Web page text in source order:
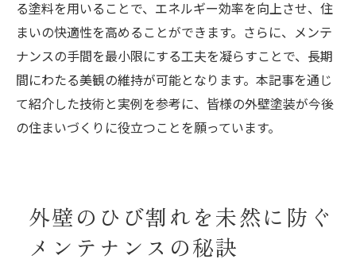
る塗料を用いることで、エネルギー効率を向上させ、住
まいの快適性を高めることができます。さらに、メンテ
ナンスの手間を最小限にする工夫を凝らすことで、長期
間にわたる美観の維持が可能となります。本記事を通じ
て紹介した技術と実例を参考に、皆様の外壁塗装が今後
の住まいづくりに役立つことを願っています。
外壁のひび割れを未然に防ぐ
メンテナンスの秘訣